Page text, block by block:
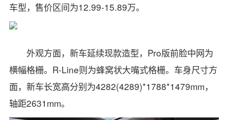
车型，售价区间为12.99-15.89万。
外观方面，新车延续现款造型，Pro版前脸中网为
横幅格栅。R-Line则为蜂窝状大嘴式格栅。车身尺寸方
面，新车长宽高分别为4282(4289)*1788*1479mm，
轴距2631mm。